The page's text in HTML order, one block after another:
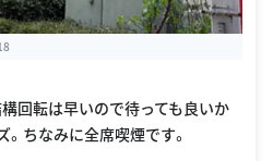
回転は早いので待っても良いか
ちなみに全席喫煙です。